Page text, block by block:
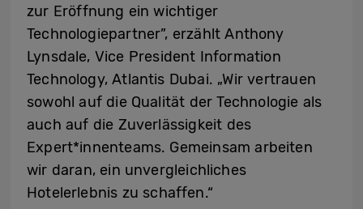
zur Eröffnung ein wichtiger
Technologiepartner”, erzählt Anthony
Lynsdale, Vice President Information
Technology, Atlantis Dubai. „Wir vertrauen
sowohl auf die Qualität der Technologie als
auch auf die Zuverlässigkeit des
Expert*innenteams. Gemeinsam arbeiten
wir daran, ein unvergleichliches
Hotelerlebnis zu schaffen.“